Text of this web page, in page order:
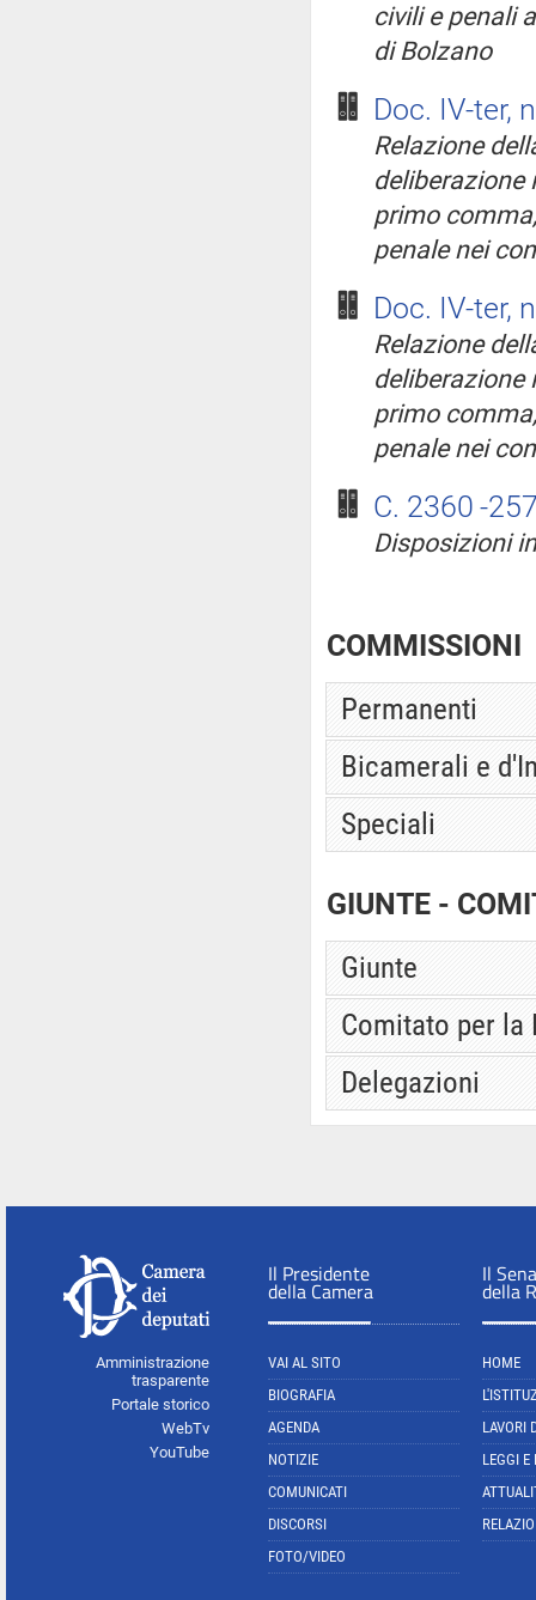
civili e penali
di Bolzano
Doc. IV-ter,
Relazione
deliberazione
primo
penale nei
Doc. IV-ter,
Relazione
deliberazione
primo
penale nei
C. 2360 -
Disposizioni
COMMISSIONI
Permanenti
Bicamerali e
Speciali
GIUNTE -
Giunte
Comitato per la
Delegazioni
Amministrazione
trasparente
Portale storico
WebTv
YouTube
Il Presidente
della Camera
VAI AL SITO
BIOGRAFIA
AGENDA
NOTIZIE
COMUNICATI
DISCORSI
FOTO/VIDEO
Il
della
HOME
LAVORI
LEGGI E